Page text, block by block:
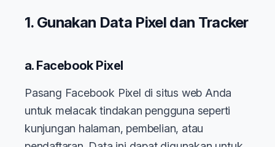
1. Gunakan Data Pixel dan Tracker
a. Facebook Pixel
Pasang Facebook Pixel di situs web Anda
untuk melacak tindakan pengguna seperti
kunjungan halaman, pembelian, atau